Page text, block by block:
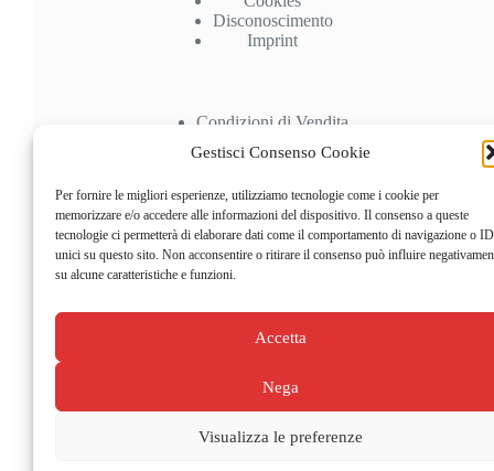
Gestisci Consenso Cookie
Per fornire le migliori esperienze, utilizziamo tecnologie come i cookie per
memorizzare e/o accedere alle informazioni del dispositivo. Il consenso a queste
tecnologie ci permetterà di elaborare dati come il comportamento di navigazione o ID
unici su questo sito. Non acconsentire o ritirare il consenso può influire
su alcune caratteristiche e funzioni.
Accetta
Nega
Visualizza le preferenze
Disconoscimento
Imprint
Condizioni di Vendita
Pagamenti
Account
Il mio Account
Doctor Bike 25 - PIVA 03596370837